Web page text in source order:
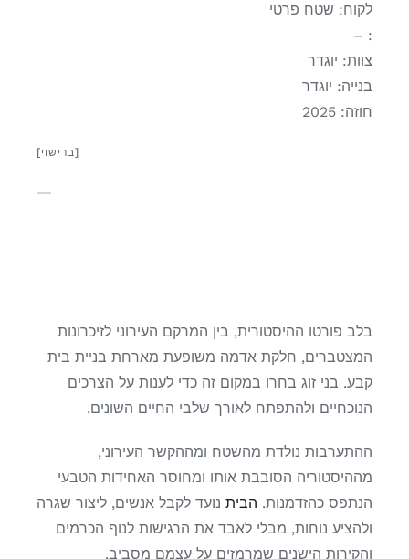
לקוח: שטח פרטי
: –
צוות: יוגדר
בנייה: יוגדר
חוזה: 2025
[ברישוי]
בלב פורטו ההיסטורית, בין המרקם העירוני לזיכרונות
המצטברים, חלקת אדמה משופעת מארחת בניית בית
קבע. בני זוג בחרו במקום זה כדי לענות על הצרכים
הנוכחיים ולהתפתח לאורך שלבי החיים השונים.
ההתערבות נולדת מהשטח ומההקשר העירוני,
מההיסטוריה הסובבת אותו ומחוסר האחידות הטבעי
הנתפס כהזדמנות. הבית נועד לקבל אנשים, ליצור שגרה
ולהציע נוחות, מבלי לאבד את הרגישות לנוף הכרמים
והקירות הישנים שמרמזים על עצמם מסביב.